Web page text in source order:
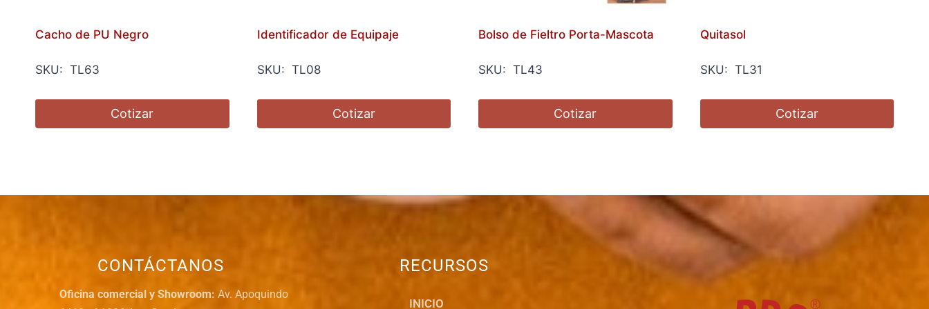
Cacho de PU Negro
SKU: TL63
Cotizar
Identificador de Equipaje
SKU: TL08
Cotizar
Bolso de Fieltro Porta-Mascota
SKU: TL43
Cotizar
Quitasol
SKU: TL31
Cotizar
CONTÁCTANOS
Oficina comercial y Showroom: Av. Apoquindo
RECURSOS
INICIO